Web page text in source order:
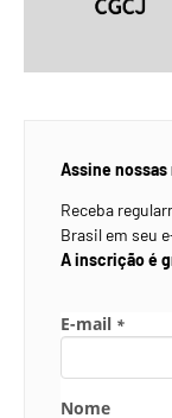
Assine
Receba
Brasil em seu
A inscrição é